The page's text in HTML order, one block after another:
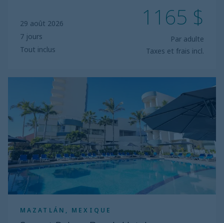
29 août 2026
7 jours
Tout inclus
1165 $
Par adulte
Taxes et frais incl.
MAZATLÁN, MEXIQUE
Beach
Hotel